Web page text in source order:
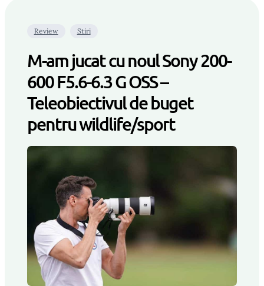
Review Stiri
M-am jucat cu noul Sony 200-
600 F5.6-6.3 G OSS –
Teleobiectivul de buget
pentru wildlife/sport